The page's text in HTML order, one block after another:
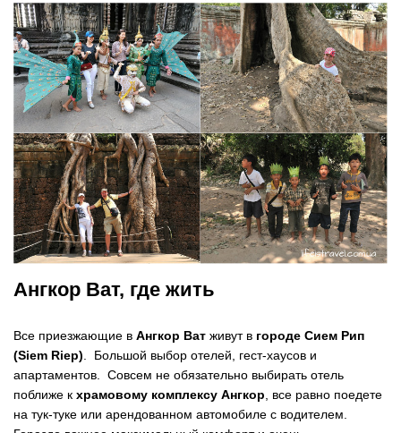
Ангкор Ват, где жить
Все приезжающие в Ангкор Ват живут в городе Сием Рип
(Siem Riep) . Большой выбор отелей, гест-хаусов и
апартаментов. Совсем не обязательно выбирать отель
поближе к храмовому комплексу Ангкор , все равно поедете
на тук-туке или арендованном автомобиле с водителем.